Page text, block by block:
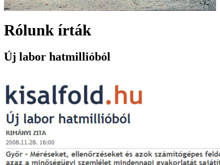
Rólunk írták
Új labor hatmillióból